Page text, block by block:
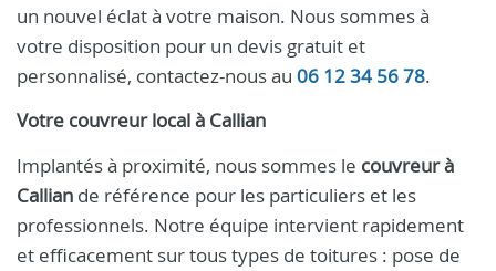
un nouvel éclat à votre maison. Nous sommes à
votre disposition pour un devis gratuit et
personnalisé, contactez-nous au 06 12 34 56 78.
Votre couvreurlocal à Callian
Implantés à proximité, nous sommes le couvreur à
Callian de référence pour les particuliers et les
professionnels. Notre équipe intervient rapidement
et efficacement sur tous types de toitures : pose de